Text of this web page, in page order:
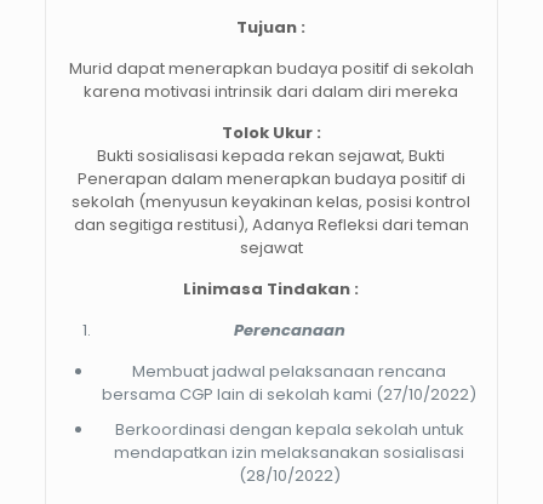
Tujuan :
Murid dapat menerapkan budaya positif di sekolah
karena motivasi intrinsik dari dalam diri mereka
Tolok Ukur :
Bukti sosialisasi kepada rekan sejawat, Bukti
Penerapan dalam menerapkan budaya positif di
sekolah (menyusun keyakinan kelas, posisi kontrol
dan segitiga restitusi), Adanya Refleksi dari teman
sejawat
Linimasa Tindakan :
Perencanaan
Membuat jadwal pelaksanaan rencana
bersama CGP lain di sekolah kami (27/10/2022)
Berkoordinasi dengan kepala sekolah untuk
mendapatkan izin melaksanakan sosialisasi
(28/10/2022)